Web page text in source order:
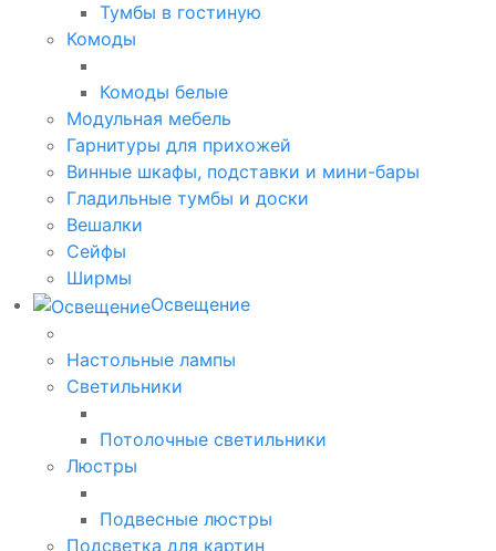
Тумбы в гостиную
Комоды
Комоды белые
Модульная мебель
Гарнитуры для прихожей
Винные шкафы, подставки и мини-бары
Гладильные тумбы и доски
Вешалки
Сейфы
Ширмы
Освещение
Настольные лампы
Светильники
Потолочные светильники
Люстры
Подвесные люстры
Подсветка для картин